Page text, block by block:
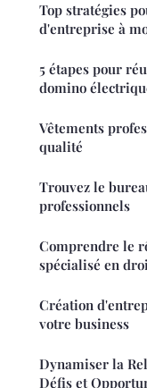
Top stratégies
d'entreprise à
5 étapes pour
domino
Vêtements
qualité
Trouvez le
professionnels
Comprendre le
spécialisé en
Création
votre business
Dynamiser la
Défis et